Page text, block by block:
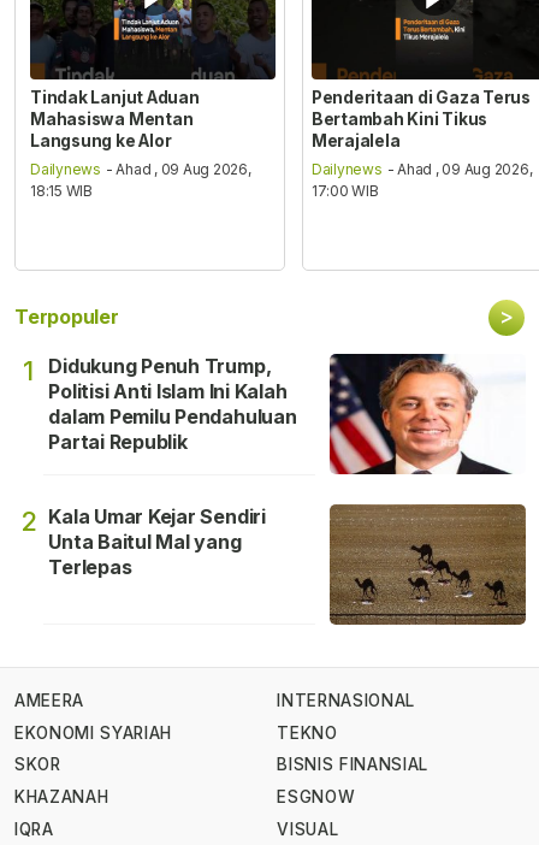
Tindak Lanjut Aduan
Mahasiswa Mentan
Langsung ke Alor
Dailynews - Ahad , 09 Aug 2026,
18:15 WIB
Penderitaan di Gaza Terus
Bertambah Kini Tikus
Merajalela
Dailynews - Ahad , 09 Aug 2026,
17:00 WIB
Terpopuler >
1
Didukung Penuh Trump,
Politisi Anti Islam Ini Kalah
dalam Pemilu Pendahuluan
Partai Republik
2 Kala Umar Kejar Sendiri
Unta Baitul Mal yang
Terlepas
AMEERA
EKONOMI SYARIAH
SKOR
KHAZANAH
IQRA
INTERNASIONAL
TEKNO
BISNIS FINANSIAL
ESGNOW
VISUAL